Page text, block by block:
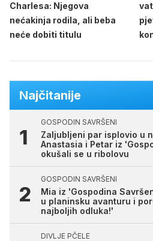
Charlesa: Njegova
nećakinja rodila, ali beba
neće dobiti titulu
Najčitanije
GOSPODIN SAVRŠENI
Zaljubljeni par isplovio u
Anastasia i Petar iz
okušali se u ribolovu
GOSPODIN SAVRŠENI
Mia iz 'Gospodina
u planinsku avanturu i
najboljih odluka!'
DIVLJE PČELE